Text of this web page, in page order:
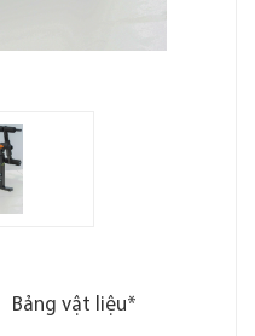
Bảng vật liệu*